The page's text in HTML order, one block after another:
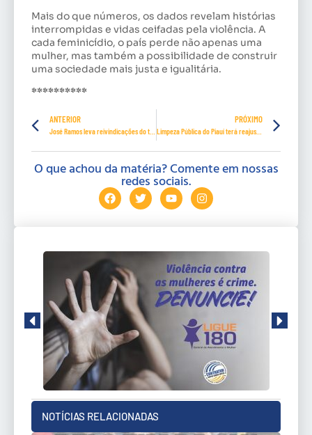
Mais do que números, os dados revelam histórias
interrompidas e vidas ceifadas pela violência. A
cada feminicídio, o país perde não apenas uma
mulher, mas também a possibilidade de construir
uma sociedade mais justa e igualitária.
**********
ANTERIOR PRÓXIMO
Limpeza Pública do Piauí terá reajuste salarial de 7,5% em 2025
O que achou da matéria? Comente em nossas
redes sociais.
NOTÍCIAS RELACIONADAS